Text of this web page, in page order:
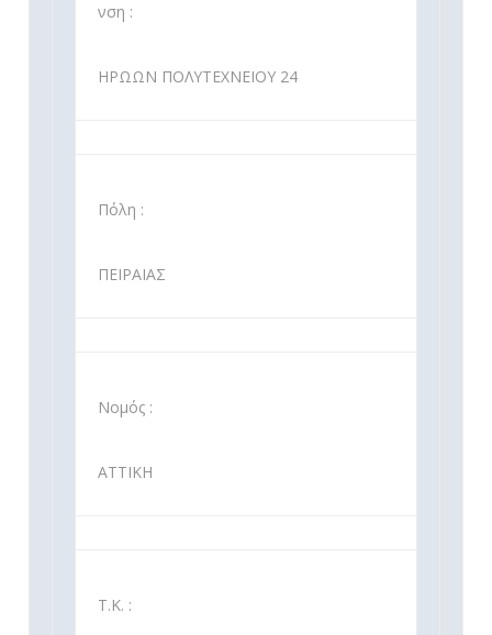
νση :
ΗΡΩΩΝ ΠΟΛΥΤΕΧΝΕΙΟΥ 24
Πόλη :
ΠΕΙΡΑΙΑΣ
Νομός :
ΑΤΤΙΚΗ
Τ.Κ. :